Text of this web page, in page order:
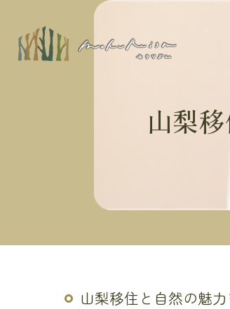
山梨
山梨移住と自然の魅